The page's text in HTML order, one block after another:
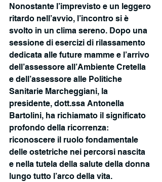
Nonostante l’imprevisto e un leggero
ritardo nell’avvio, l’incontro si è
svolto in un clima sereno. Dopo una
sessione di esercizi di rilassamento
dedicata alle future mamme e l’arrivo
dell’assessore all’Ambiente Cretella
e dell’assessore alle Politiche
Sanitarie Marcheggiani, la
presidente, dott.ssa Antonella
Bartolini, ha richiamato il significato
profondo della ricorrenza:
riconoscere il ruolo fondamentale
delle ostetriche nei percorsi nascita
e nella tutela della salute della donna
lungo tutto l’arco della vita.